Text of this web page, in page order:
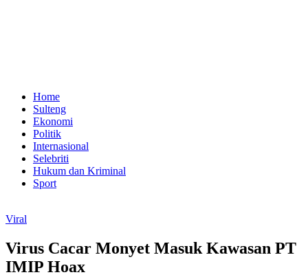
Home
Sulteng
Ekonomi
Politik
Internasional
Selebriti
Hukum dan Kriminal
Sport
Viral
Virus Cacar Monyet Masuk Kawasan PT
IMIP Hoax